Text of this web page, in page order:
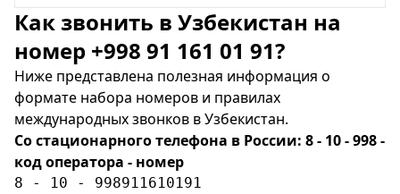
Как звонить в Узбекистан на
номер +998 91 161 01 91?
Ниже представлена полезная информация о
формате набора номеров и правилах
международных звонков в Узбекистан.
Со стационарного телефона в России: 8 - 10 - 998 -
код оператора - номер
8 - 10 - 998911610191